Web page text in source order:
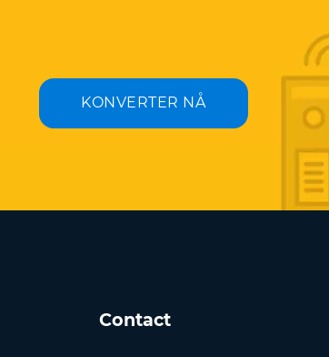
KONVERTER NÅ
Contact